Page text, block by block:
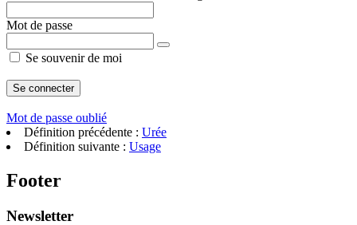
Mot de passe
Se souvenir de moi
Mot de passe oublié
Définition précédente : Urée
Définition suivante : Usage
Footer
Newsletter